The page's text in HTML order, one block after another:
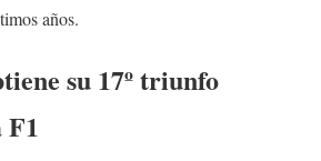
años.
su 17º triunfo
F1